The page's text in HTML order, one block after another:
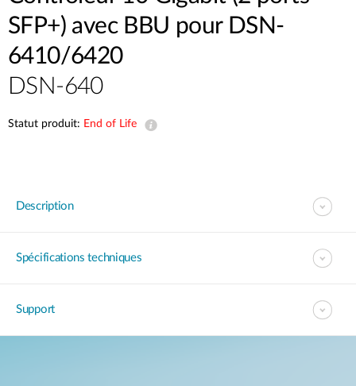
SFP+) avec BBU pour DSN-
6410/6420
DSN-640
Statut produit: End of Life
Description
Spécifications techniques
Support